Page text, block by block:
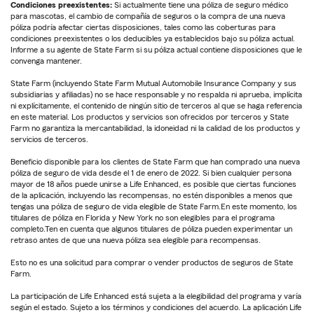
Condiciones preexistentes: Si actualmente tiene una póliza de seguro médico
para mascotas, el cambio de compañía de seguros o la compra de una nueva
póliza podría afectar ciertas disposiciones, tales como las coberturas para
condiciones preexistentes o los deducibles ya establecidos bajo su póliza actual.
Informe a su agente de State Farm si su póliza actual contiene disposiciones que le
convenga mantener.
State Farm (incluyendo State Farm Mutual Automobile Insurance Company y sus
subsidiarias y afiliadas) no se hace responsable y no respalda ni aprueba, implícita
ni explícitamente, el contenido de ningún sitio de terceros al que se haga referencia
en este material. Los productos y servicios son ofrecidos por terceros y State
Farm no garantiza la mercantabilidad, la idoneidad ni la calidad de los productos y
servicios de terceros.
Beneficio disponible para los clientes de State Farm que han comprado una nueva
póliza de seguro de vida desde el 1 de enero de 2022. Si bien cualquier persona
mayor de 18 años puede unirse a Life Enhanced, es posible que ciertas funciones
de la aplicación, incluyendo las recompensas, no estén disponibles a menos que
tengas una póliza de seguro de vida elegible de State Farm.En este momento, los
titulares de póliza en Florida y New York no son elegibles para el programa
completo.Ten en cuenta que algunos titulares de póliza pueden experimentar un
retraso antes de que una nueva póliza sea elegible para recompensas.
Esto no es una solicitud para comprar o vender productos de seguros de State
Farm.
La participación de Life Enhanced está sujeta a la elegibilidad del programa y varía
según el estado. Sujeto a los términos y condiciones del acuerdo. La aplicación Life